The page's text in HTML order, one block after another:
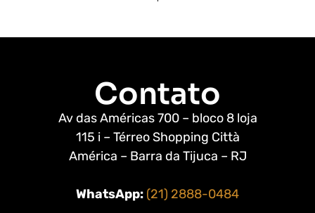
Contato
Av das Américas 700 – bloco 8 loja
115 i – Térreo Shopping Città
América – Barra da Tijuca – RJ
WhatsApp: (21) 2888-0484